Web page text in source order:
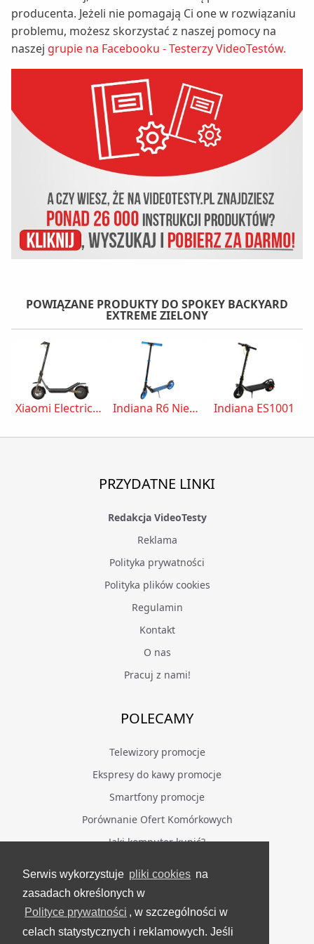
Serwis wykorzystuje pliki cookies na
zasadach określonych w
Polityce prywatności , w szczególności w
celach statystycznych i reklamowych. Jeśli
producenta. Jeżeli nie pomagają Ci one w rozwiązaniu
problemu, możesz skorzystać z naszej pomocy na
naszej grupie na Facebooku - Testerzy VideoTestów.
POWIĄZANE PRODUKTY DO SPOKEY BACKYARD
EXTREME ZIELONY
Xiaomi Electric Scooter 6 Pro Indiana R6 Niebieski Indiana ES1001
PRZYDATNE LINKI
Redakcja VideoTesty
Reklama
Polityka prywatności
Polityka plików cookies
Regulamin
Kontakt
O nas
Pracuj z nami!
POLECAMY
Telewizory promocje
Ekspresy do kawy promocje
Smartfony promocje
Porównanie Ofert Komórkowych
Jaki komputer kupić?
BĄDŹ NA BIEŻĄCO
Facebook
Grupa Testerzy Videotestów